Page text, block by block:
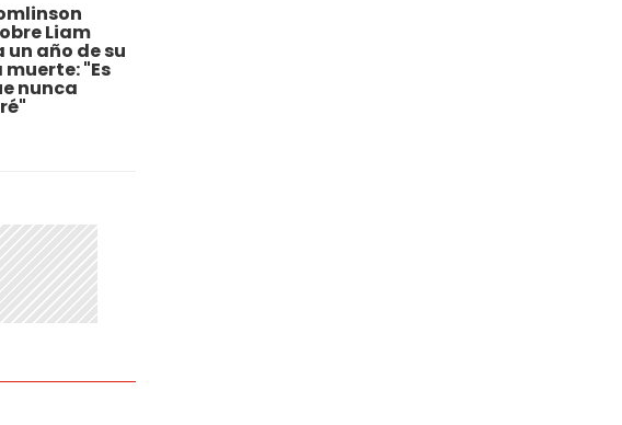
Liam
un año de su
"Es
nunca